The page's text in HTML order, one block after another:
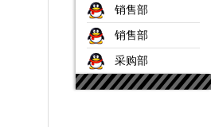
销售部
销售部
采购部